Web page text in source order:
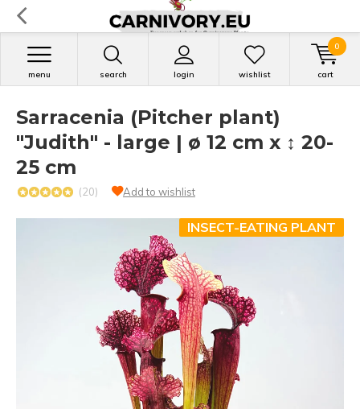
search login
menu wishlist cart
0
Sarracenia (Pitcher plant)
"Judith" - large | ø 12 cm x ↕ 20-
25 cm
(20) Add to wishlist
INSECT-EATING PLANT